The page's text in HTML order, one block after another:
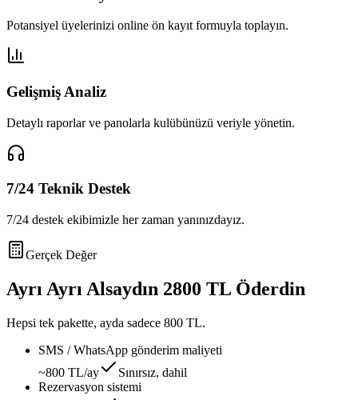
Potansiyel üyelerinizi online ön kayıt formuyla toplayın.
Gelişmiş Analiz
Detaylı raporlar ve panolarla kulübünüzü veriyle yönetin.
7/24 Teknik Destek
7/24 destek ekibimizle her zaman yanınızdayız.
Gerçek Değer
Ayrı Ayrı Alsaydın 2800 TL Öderdin
Hepsi tek pakette, ayda sadece 800 TL.
SMS / WhatsApp gönderim maliyeti
~800 TL/ay
Sınırsız, dahil
Rezervasyon sistemi